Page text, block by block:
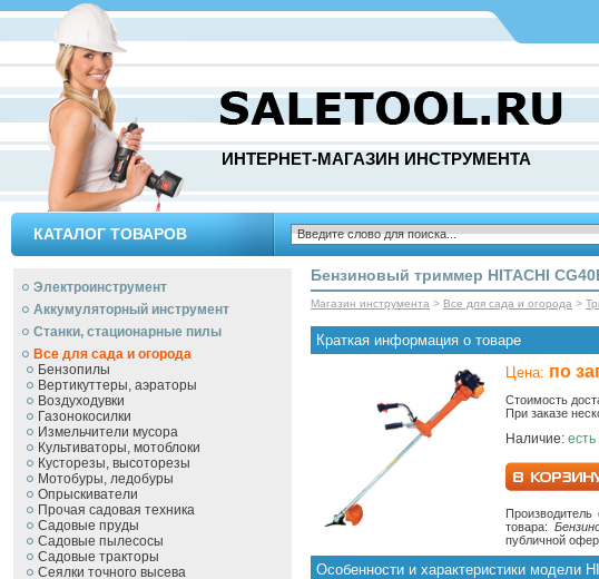
ИНТЕРНЕТ-МАГАЗИН ИНСТРУМЕНТА
КАТАЛОГ ТОВАРОВ
Электроинструмент
Аккумуляторный инструмент
Станки, стационарные пилы
Все для сада и огорода
Бензопилы
Вертикуттеры, аэраторы
Воздуходувки
Газонокосилки
Измельчители мусора
Культиваторы, мотоблоки
Кусторезы, высоторезы
Мотобуры, ледобуры
Опрыскиватели
Прочая садовая техника
Садовые пруды
Садовые пылесосы
Садовые тракторы
Сеялки точного высева
Бензиновый триммер HITACHI
Магазин инструмента > Все для сада и огорода >
Краткая информация о товаре
Цена: по
Стоимость
При заказе
Наличие:
товара:
публичной
Особенности и характеристики модели